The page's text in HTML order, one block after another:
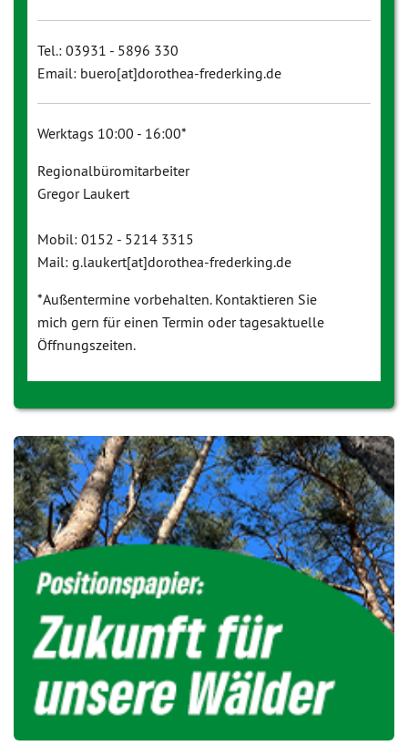
Tel.: 03931 - 5896 330
Email: buero[at]dorothea-frederking.de
Werktags 10:00 - 16:00*
Regionalbüromitarbeiter
Gregor Laukert
Mobil: 0152 - 5214 3315
Mail: g.laukert[at]dorothea-frederking.de
*Außentermine vorbehalten. Kontaktieren Sie
mich gern für einen Termin oder tagesaktuelle
Öffnungszeiten.